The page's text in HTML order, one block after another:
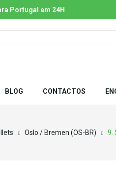
Portugal em 24H
BLOG CONTACTOS
Oslo / Bremen (OS-BR) 9.